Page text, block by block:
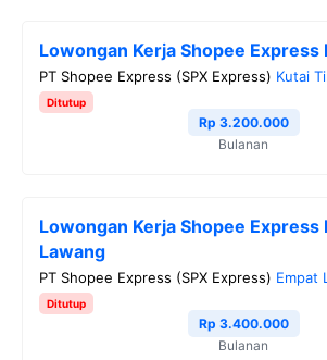
Lowongan Kerja Shopee Express
PT Shopee Express (SPX Express) Kutai
Ditutup
Rp 3.200.000
Bulanan
Lowongan Kerja Shopee Express
Lawang
PT Shopee Express (SPX Express) Empat
Ditutup
Rp 3.400.000
Bulanan